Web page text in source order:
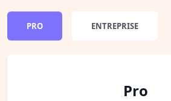
PRO ENTREPRISE
Pro